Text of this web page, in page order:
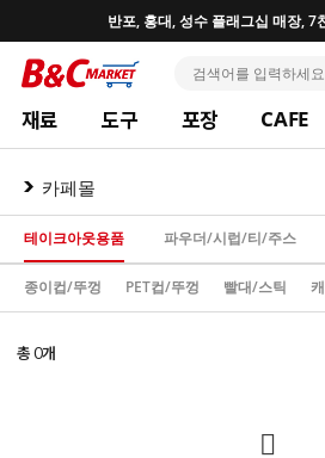
반포, 홍대, 성수 플래그십 매장, 7
재료 도구 포장 CAFE
카페몰
테이크아웃용품 파우더/시럽/티/주스
종이컵/뚜껑 PET컵/뚜껑 빨대/스틱
총0개